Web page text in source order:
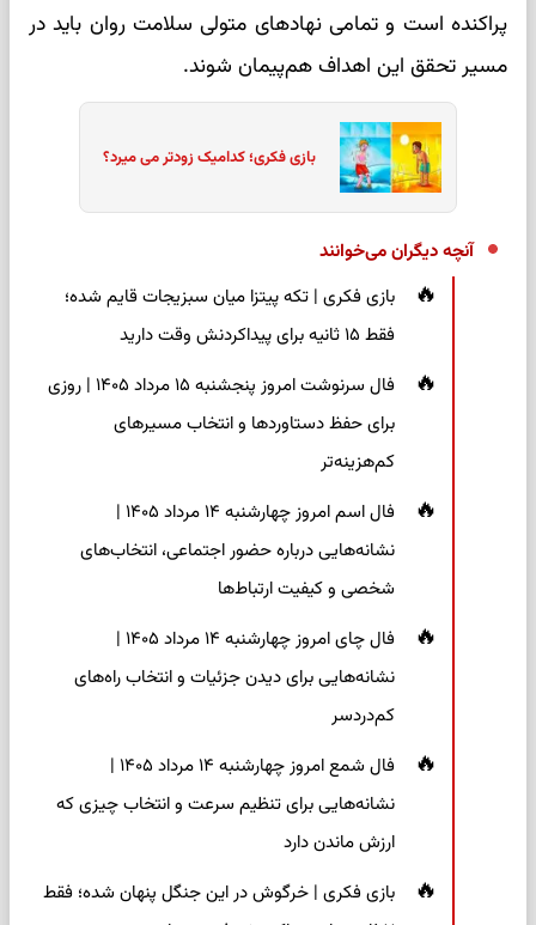
پراکنده است و تمامی نهادهای متولی سلامت روان باید در
مسیر تحقق این اهداف هم‌پیمان شوند.
بازی فکری؛ کدامیک زودتر می میرد؟
آنچه دیگران می‌خوانند
بازی فکری | تکه پیتزا میان سبزیجات قایم شده؛
فقط ۱۵ ثانیه برای پیداکردنش وقت دارید
فال سرنوشت امروز پنجشنبه ۱۵ مرداد ۱۴۰۵ | روزی
برای حفظ دستاوردها و انتخاب مسیرهای
کم‌هزینه‌تر
فال اسم امروز چهارشنبه ۱۴ مرداد ۱۴۰۵ |
نشانه‌هایی درباره حضور اجتماعی، انتخاب‌های
شخصی و کیفیت ارتباط‌ها
فال چای امروز چهارشنبه ۱۴ مرداد ۱۴۰۵ |
نشانه‌هایی برای دیدن جزئیات و انتخاب راه‌های
کم‌دردسر
فال شمع امروز چهارشنبه ۱۴ مرداد ۱۴۰۵ |
نشانه‌هایی برای تنظیم سرعت و انتخاب چیزی که
ارزش ماندن دارد
بازی فکری | خرگوش در این جنگل پنهان شده؛ فقط